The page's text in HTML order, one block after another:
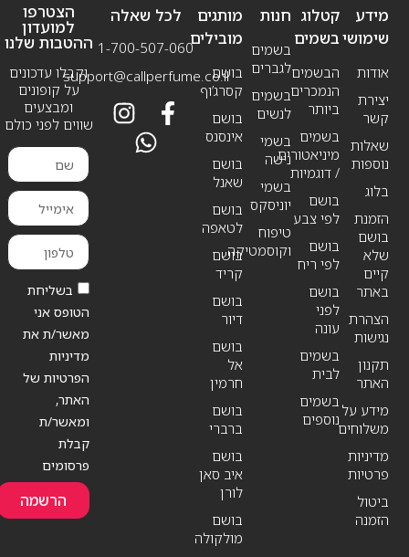
מידע
שימושי
אודות
יצירת
קשר
שאלות
נוספות
בלוג
הזמנת
בושם
שלא
קיים
באתר
הצהרת
נגישות
תקנון
האתר
מידע על
משלוחים
מדיניות
פרטיות
ביטול
הזמנה
חנות
בשמים
לגברים
בשמים
לנשים
בשמי
נישה
בשמי
יוניסקס
טיפוח
וקוסמטיקה
קטלוג
בשמים
הבשמים
הנמכרים
ביותר
בשמים
מיניאטורים
/ דוגמיות
בושם
לפי צבע
בושם
לפי ריח
בושם
לפני
עונה
בשמים
לבית
בשמים
נוספים
מותגים
מובילים
בושם
קסרג’וף
בושם
אינסנס
בושם
שאנל
בושם
לטאפה
בושם
קריד
בושם
דיור
בושם
אל
חרמין
בושם
ברברי
בושם
איב סאן
לורן
בושם
מולקולה
לכל שאלה
1-700-507-060
support@callperfume.co.il
הצטרפו
למועדון
ההטבות שלנו
וקבלו עדכונים
על קופונים
ומבצעים
שווים לפני כולם
בשליחת
הטופס אני
מאשר/ת את
מדיניות
הפרטיות של
האתר,
ומאשר/ת
קבלת
פרסומים
הרשמה